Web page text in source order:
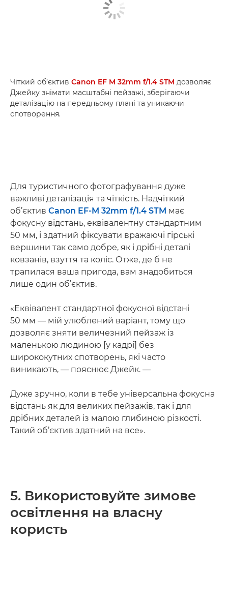
Чіткий об’єктив Canon EF M 32mm f/1.4 STM дозволяє
Джейку знімати масштабні пейзажі, зберігаючи
деталізацію на передньому плані та уникаючи
спотворення.
Для туристичного фотографування дуже
важливі деталізація та чіткість. Надчіткий
об’єктив Canon EF-M 32mm f/1.4 STM має
фокусну відстань, еквівалентну стандартним
50 мм, і здатний фіксувати вражаючі гірські
вершини так само добре, як і дрібні деталі
ковзанів, взуття та коліс. Отже, де б не
трапилася ваша пригода, вам знадобиться
лише один об’єктив.
«Еквівалент стандартної фокусної відстані
50 мм — мій улюблений варіант, тому що
дозволяє зняти величезний пейзаж із
маленькою людиною [у кадрі] без
ширококутних спотворень, які часто
виникають, — пояснює Джейк. —
Дуже зручно, коли в тебе універсальна фокусна
відстань як для великих пейзажів, так і для
дрібних деталей із малою глибиною різкості.
Такий об’єктив здатний на все».
5. Використовуйте зимове
освітлення на власну
користь